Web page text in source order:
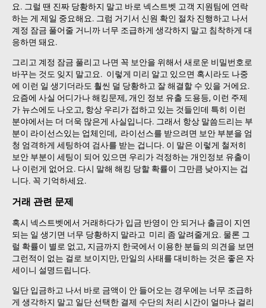
요. 그럴 땐 진짜 당황하지 말고 바로 넥스트벳 고객 지원팀에 연락
하는 게 제일 중요해요. 그럼 거기서 신원 확인 절차 진행하고 나서
계정 잠금 풀어줄 거니까 너무 조급하게 생각하지 말고 침착하게 대
응하면 돼요.
그리고 계정 잠금 풀리고 나면 꼭 보안을 위해서 새로운 비밀번호로
바꾸는 것도 잊지 말고요. 이렇게 미리 알고 있으면 혹시라도 나중
에 이런 일 생기더라도 훨씬 덜 당황하고 잘 해결할 수 있을 거에요.
요즘에 사실 어디가나 해킹문제, 개인 정보 유출 도용등, 이런 주제
가 뉴스에도 나오고, 항상 우리가 접하고 있는 것들인데 특히 이런
분야에서는 더 더욱 많은게 사실입니다. 그래서 항상 말씀드리는 부
분이 라이선스있는 업체인데, 라이선스를 받으려면 보안 부분을 엄
청 엄격하게 세팅하여 검사를 받는 겁니다. 이 말은 이렇게 철저히
보안 부분이 세팅이 되어 있으면 우리가 걱정하는 개인정보 유출이
나 이런게 없어요. 다시 말해 해킹 당할 확률이 그만큼 낮아지는 겁
니다. 꼭 기억하세요.
거래 관련 문제
혹시 넥스트벳에서 거래하다가 입금 반영이 안 되거나 출금이 지연
되는 일 생기면 너무 당황하지 말라고 미리 좀 알려줄게요. 물론 그
럴 확률이 별로 없고, 지금까지 한국에서 이용한 분들의 의견을 보면
그런적이 없는 걸로 보이지만, 만일의 사태를 대비하는 것은 좋은 자
세이니 설명드립니다.
일단 입금하고 나서 바로 금액이 안 들어오는 경우에는 너무 조급하
게 생각하지 말고 일단 선택한 결제 수단의 처리 시간이 얼마나 걸리